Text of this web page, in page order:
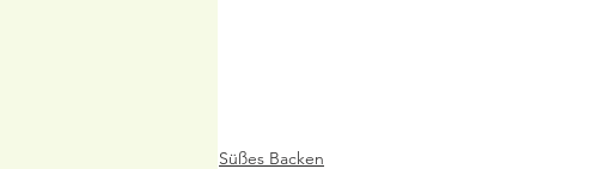
Süßes Backen